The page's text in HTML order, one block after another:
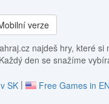
verze
najdeš hry, které
den se snažíme
SK | Free Games in EN